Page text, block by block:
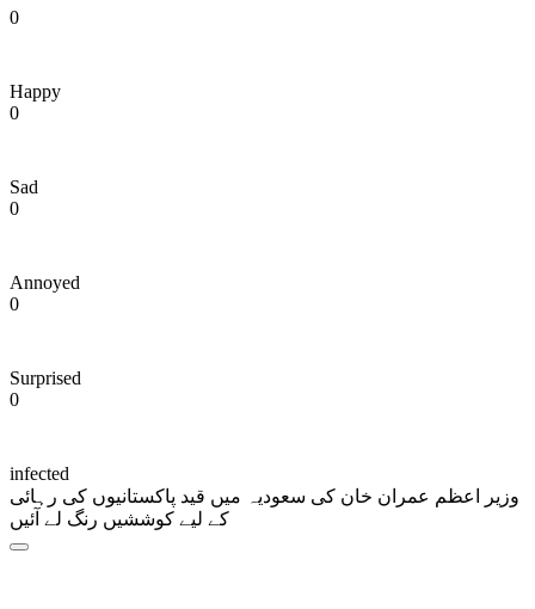
0
Happy
0
Sad
0
Annoyed
0
Surprised
0
infected
وزیر اعظم عمران خان کی سعودیہ میں قید پاکستانیوں کی رہائی
کے لیے کوششیں رنگ لے آئیں